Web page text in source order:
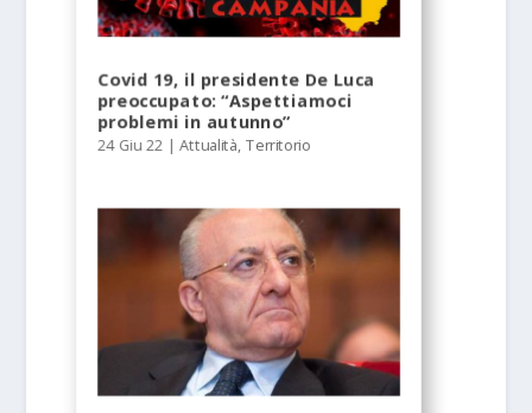
Covid 19, il presidente De Luca
preoccupato: “Aspettiamoci
problemi in autunno”
24 Giu 22 |Attualità,Territorio